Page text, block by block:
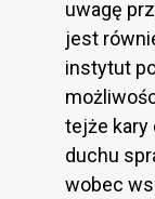
uwagę
jest
instytut
tejże
duchu
wobec